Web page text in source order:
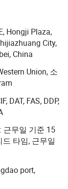
으로 확장되
모래와
정시에 배송
, 한국, 싱가포
품질, 전문적
.
로 여기고 있
Hongji Plaza,
City,
China
Union, 소
DAT, FAS, DDP,
근무일 기준 15
타임, 근무일
port,